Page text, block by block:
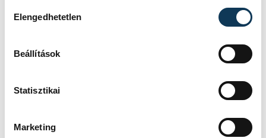
Elengedhetetlen
Beállítások
Statisztikai
Marketing
RÉSZLETEK
SOROZAT
IDŐPONT